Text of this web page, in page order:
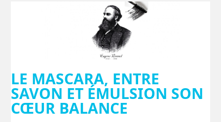
LE MASCARA, ENTRE
SAVON ET ÉMULSION SON
CŒUR BALANCE